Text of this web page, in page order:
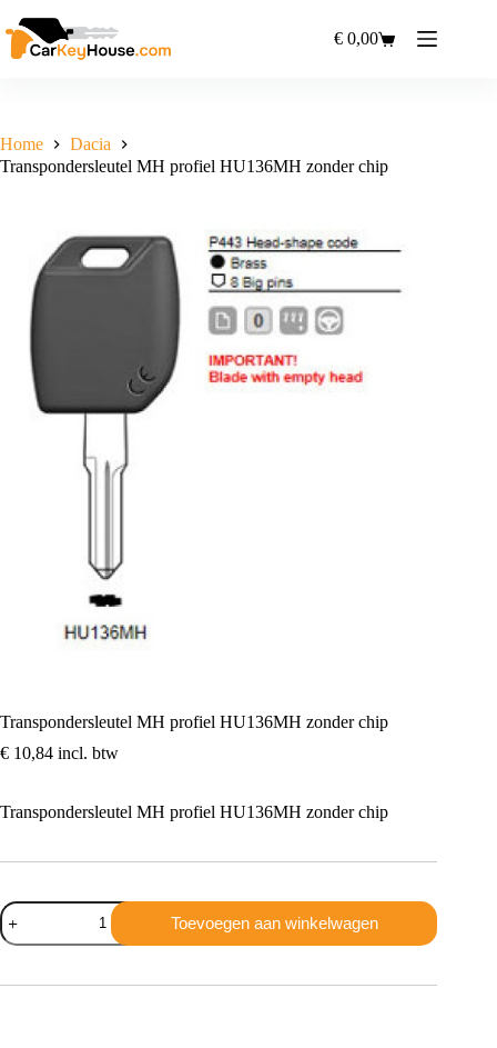
naar
de
Winkelwagen
€ 0,00
Home
Dacia
Transpondersleutel MH profiel HU136MH zonder chip
Transpondersleutel MH profiel HU136MH zonder chip
€ 10,84 incl. btw
Transpondersleutel MH profiel HU136MH zonder chip
Transpondersleutel
MH
profiel
zonder
Toevoegen aan winkelwagen